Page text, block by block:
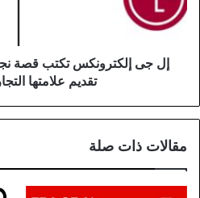
إل جى إلكترونكس تكتب قصة
تقديم علامتها
مقالات ذات صلة